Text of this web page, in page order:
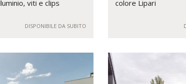
viti e clips
DISPONIBILE DA SUBITO
colore Lipari